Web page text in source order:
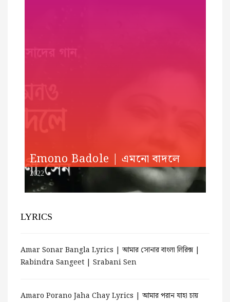
Emono Badole | এমনো বাদলে
2022
LYRICS
Amar Sonar Bangla Lyrics | আমার সোনার বাংলা লিরিক্স |
Rabindra Sangeet | Srabani Sen
Amaro Porano Jaha Chay Lyrics | আমার পরান যাহা চায়